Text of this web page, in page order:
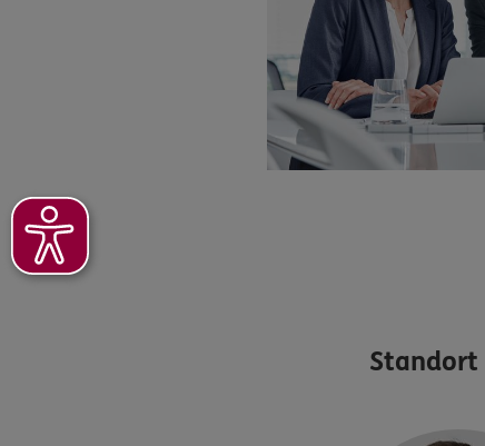
Standort